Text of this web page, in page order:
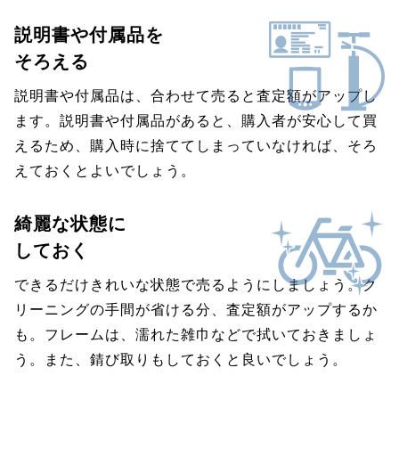
説明書や付属品を
そろえる
説明書や付属品は、合わせて売ると査定額がアップし
ます。説明書や付属品があると、購入者が安心して買
えるため、購入時に捨ててしまっていなければ、そろ
えておくとよいでしょう。
綺麗な状態に
しておく
できるだけきれいな状態で売るようにしましょう。ク
リーニングの手間が省ける分、査定額がアップするか
も。フレームは、濡れた雑巾などで拭いておきましょ
う。また、錆び取りもしておくと良いでしょう。